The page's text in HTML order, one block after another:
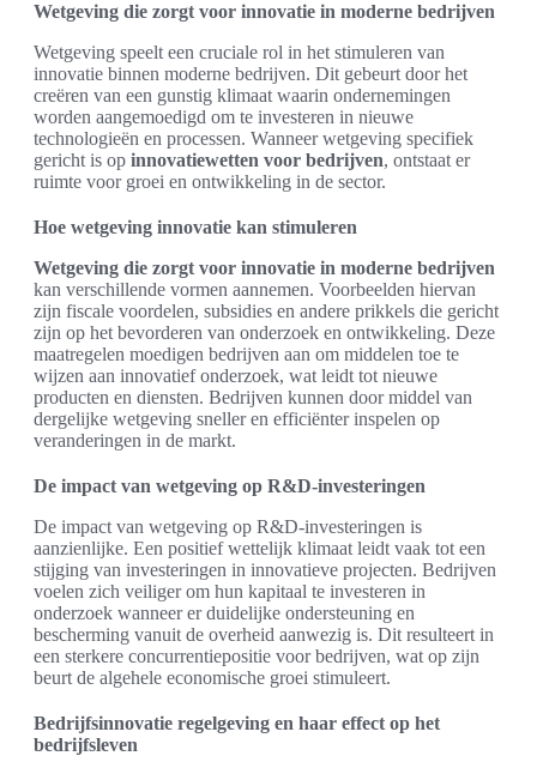
Wetgeving die zorgt voor innovatie in moderne bedrijven
Wetgeving speelt een cruciale rol in het stimuleren van
innovatie binnen moderne bedrijven. Dit gebeurt door het
creëren van een gunstig klimaat waarin ondernemingen
worden aangemoedigd om te investeren in nieuwe
technologieën en processen. Wanneer wetgeving specifiek
gericht is op innovatiewetten voor bedrijven, ontstaat er
ruimte voor groei en ontwikkeling in de sector.
Hoe wetgeving innovatie kan stimuleren
Wetgeving die zorgt voor innovatie in moderne bedrijven
kan verschillende vormen aannemen. Voorbeelden hiervan
zijn fiscale voordelen, subsidies en andere prikkels die gericht
zijn op het bevorderen van onderzoek en ontwikkeling. Deze
maatregelen moedigen bedrijven aan om middelen toe te
wijzen aan innovatief onderzoek, wat leidt tot nieuwe
producten en diensten. Bedrijven kunnen door middel van
dergelijke wetgeving sneller en efficiënter inspelen op
veranderingen in de markt.
De impact van wetgeving op R&D-investeringen
De impact van wetgeving op R&D-investeringen is
aanzienlijke. Een positief wettelijk klimaat leidt vaak tot een
stijging van investeringen in innovatieve projecten. Bedrijven
voelen zich veiliger om hun kapitaal te investeren in
onderzoek wanneer er duidelijke ondersteuning en
bescherming vanuit de overheid aanwezig is. Dit resulteert in
een sterkere concurrentiepositie voor bedrijven, wat op zijn
beurt de algehele economische groei stimuleert.
Bedrijfsinnovatie regelgeving en haar effect op het
bedrijfsleven